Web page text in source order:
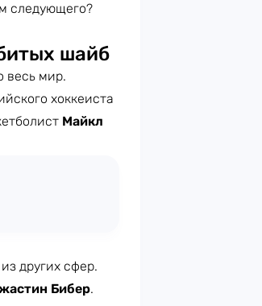
следующего?
шайб
весь мир.
хоккеиста
Майкл
других сфер.
Бибер.